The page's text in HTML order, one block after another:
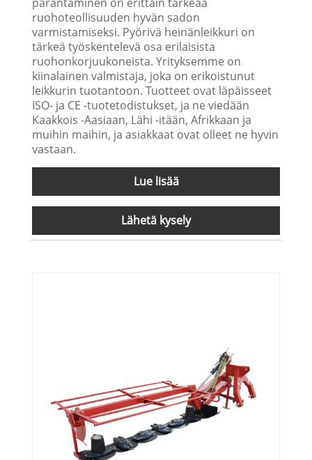
ruohoteollisuuden hyvän sadon
varmistamiseksi. Pyörivä heinänleikkuri on
tärkeä työskentelevä osa erilaisista
ruohonkorjuukoneista. Yrityksemme on
kiinalainen valmistaja, joka on erikoistunut
leikkurin tuotantoon. Tuotteet ovat läpäisseet
ISO- ja CE -tuotetodistukset, ja ne viedään
Kaakkois -Aasiaan, Lähi -itään, Afrikkaan ja
muihin maihin, ja asiakkaat ovat olleet ne hyvin
vastaan.
Lue lisää
Lähetä kysely